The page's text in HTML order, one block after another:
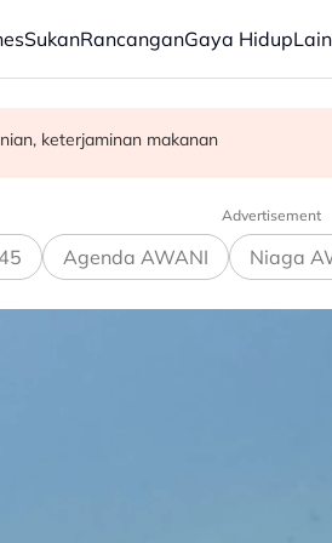
SukanRancanganGaya Hidup
bukan ukuran prestasi
keterjaminan makanan
- Syed Ahmad Idid
Advertisement
Agenda AWANI Niaga